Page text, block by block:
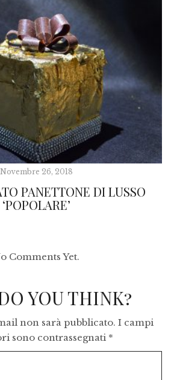
Novembre 26, 2018
PANETTONE DI LUSSO
‘POPOLARE’
Comments Yet.
YOU THINK?
non sarà pubblicato. I campi
sono contrassegnati *